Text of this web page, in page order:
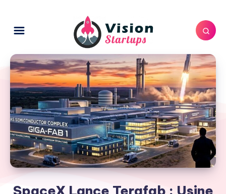
SpaceX Lance Terafab : Usine